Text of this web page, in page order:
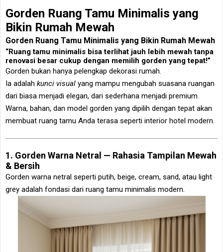
Gorden Ruang Tamu Minimalis yang
Bikin Rumah Mewah
Gorden Ruang Tamu Minimalis yang Bikin Rumah Mewah
“Ruang tamu minimalis bisa terlihat jauh lebih mewah tanpa
renovasi besar cukup dengan memilih gorden yang tepat!”
Gorden bukan hanya pelengkap dekorasi rumah.
Ia adalah kunci visual yang mampu mengubah suasana ruangan
dari biasa menjadi elegan, dari sederhana menjadi premium.
Warna, bahan, dan model gorden yang dipilih dengan tepat akan
membuat ruang tamu Anda terasa seperti interior hotel modern.
1. Gorden Warna Netral — Rahasia Tampilan Mewah
& Bersih
Gorden warna netral seperti putih, beige, cream, sand, atau light
grey adalah fondasi dari ruang tamu minimalis modern.